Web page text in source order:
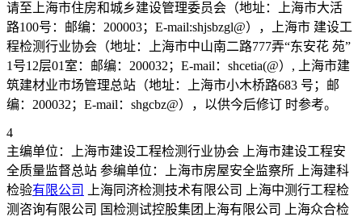
请至上海市住房和城乡建设管理委员会（地址：上海市大活
路100号：邮编：200003；E-mail:shjsbzgl@），上海市 建设工
程检测行业协会（地址：上海市中山南二路777弄“东安花 苑”
1号12层01室：邮编：200032；E-mail：shcetia(@）, 上海市建
筑建材业市场管理总站（地址：上海市小木桥路683 号；邮
编：200032；E-mail：shgcbz@），以供今后修订 时参考。
4
主编单位：上海市建设工程检测行业协会 上海市建设工程安
全质量监督总站 参编单位：上海市房屋安全监察所 上海建科
检验有限公司 上海同济检测技术有限公司 上海中测行工程检
测咨询有限公司 国检测试控股集团上海有限公司 上海众合检